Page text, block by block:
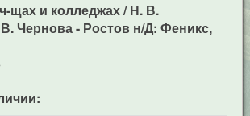
щах и колледжах / Н. В.
Чернова - Ростов н/Д: Феникс,